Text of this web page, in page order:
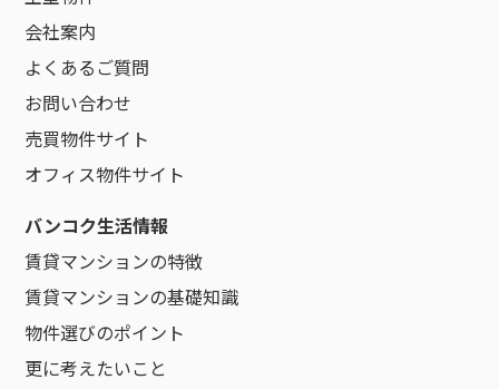
会社案内
よくあるご質問
お問い合わせ
売買物件サイト
オフィス物件サイト
バンコク生活情報
賃貸マンションの特徴
賃貸マンションの基礎知識
物件選びのポイント
更に考えたいこと